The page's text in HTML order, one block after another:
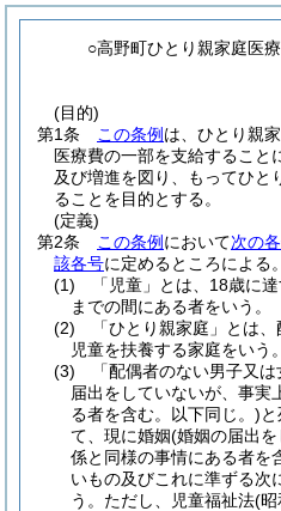
○高野町ひとり親家庭医
(目的)
第1条
この条例 は、ひとり親
医療費の一部を支給すること
及び増進を図り、もってひと
ることを目的とする。
(定義)
第2条
この条例 において次の
該各号に定めるところによる。
(1)
「児童」とは、18歳に
までの間にある者をいう。
(2)
「ひとり親家庭」とは
児童を扶養する家庭をいう。
(3)
「配偶者のない男子又
届出をしていないが、事実
る者を含む。以下同じ。)
て、現に婚姻(婚姻の届出
係と同様の事情にある者を
いもの及びこれに準ずる次
う。 ただし、児童福祉法(昭